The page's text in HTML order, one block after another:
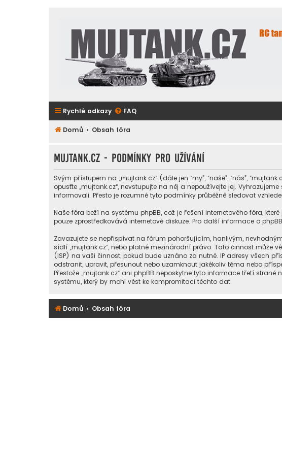
Rychlé odkazy FAQ
Domů Obsah fóra
mujtank.cz - Podmínky pro užívání
Svým přístupem na „mujtank.cz“ (dále jen “my”, “naše”, “nás”,
opusťte „mujtank.cz“, nevstupujte na něj a nepoužívejte jej.
informovali. Přesto je rozumné tyto podmínky průběžně sledovat
Naše fóra beží na systému phpBB, což je řešení internetového fóra,
pouze zprostředkovává internetové diskuze. Pro další informace o
Zavazujete se nepřispívat na fórum pohoršujícím, hanlivým,
sídlí „mujtank.cz“, nebo platné mezinárodní právo. Tato činnost může
(ISP) na vaši činnost, pokud bude uznáno za nutné. IP adresy všech
odstranit, upravit, přesunout nebo uzamknout jakékoliv téma nebo
Přestože „mujtank.cz“ ani phpBB neposkytne tyto informace třetí
systému, který by mohl vést ke kompromitaci těchto dat.
Domů Obsah fóra